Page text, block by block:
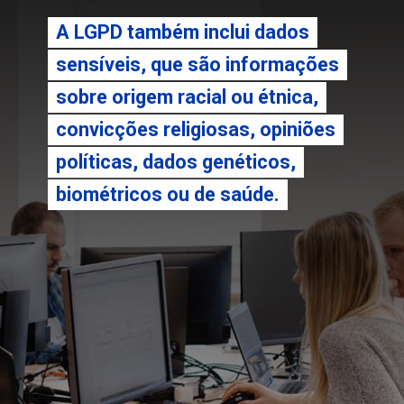
A LGPD também inclui dados
sensíveis, que são informações
sobre origem racial ou étnica,
convicções religiosas, opiniões
políticas, dados genéticos,
biométricos ou de saúde.
A LGPD também inclui dados
sensíveis, que são informações
sobre origem racial ou étnica,
convicções religiosas, opiniões
políticas, dados genéticos,
biométricos ou de saúde.